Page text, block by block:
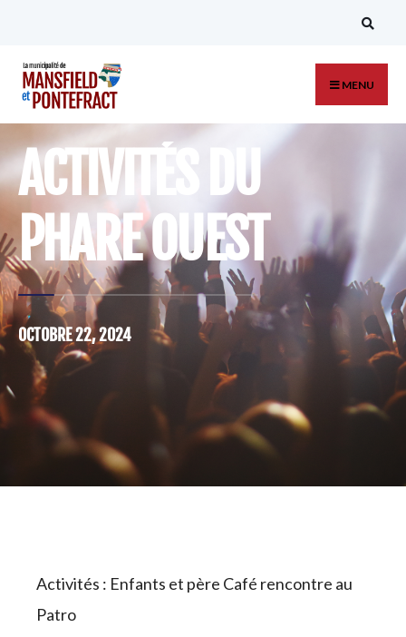
MENU
ACTIVITÉS DU
PHARE OUEST
OCTOBRE 22, 2024
Activités : Enfants et père Café rencontre au
Patro